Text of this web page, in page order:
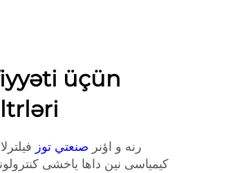
üçün
رنه و اؤنر صنعتي توز
کیمیاسی نین داها یاخشی